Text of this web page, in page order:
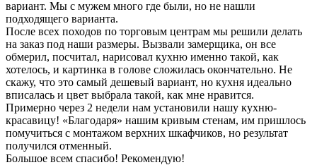
вариант. Мы с мужем много где были, но не нашли
подходящего варианта.
После всех походов по торговым центрам мы решили делать
на заказ под наши размеры. Вызвали замерщика, он все
обмерил, посчитал, нарисовал кухню именно такой, как
хотелось, и картинка в голове сложилась окончательно. Не
скажу, что это самый дешевый вариант, но кухня идеально
вписалась и цвет выбрала такой, как мне нравится.
Примерно через 2 недели нам установили нашу кухню-
красавицу! «Благодаря» нашим кривым стенам, им пришлось
помучиться с монтажом верхних шкафчиков, но результат
получился отменный.
Большое всем спасибо! Рекомендую!